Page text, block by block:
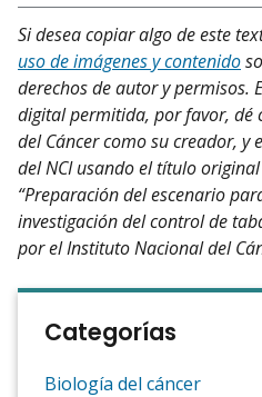
Si desea copiar algo de este
uso de imágenes y contenido
derechos de autor y permisos.
digital permitida, por favor, dé
del Cáncer como su creador,
del NCI usando el título
“Preparación del escenario
investigación del control de
por el Instituto Nacional del
Categorías
Biología del cáncer